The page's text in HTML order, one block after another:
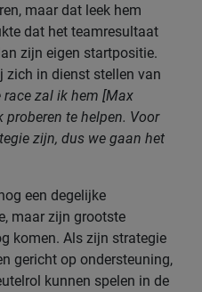
maar dat leek hem
dat het teamresultaat
zijn eigen startpositie.
zich in dienst stellen van
race zal ik hem [Max
te helpen. Voor
zijn, dus we gaan het
een degelijke
maar zijn grootste
komen. Als zijn strategie
gericht op ondersteuning,
kunnen spelen in de